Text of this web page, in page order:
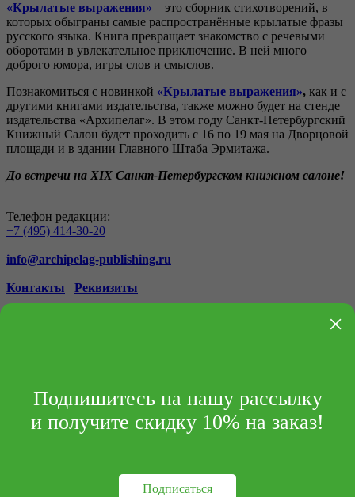
«Крылатые выражения» – это сборник стихотворений, в
которых обыграны самые распространённые крылатые фразы
русского языка. Книга превращает знакомство с речевыми
оборотами в увлекательное приключение. В ней много
доброго юмора, игры слов и смыслов.
Познакомиться с новинкой «Крылатые выражения», как и с
другими книгами издательства, также можно будет на стенде
издательства «Архипелаг». В этом году Санкт-Петербургский
Книжный Салон будет проходить с 16 по 19 мая на Дворцовой
площади и в здании Главного Штаба Эрмитажа.
До встречи на XIX Санкт-Петербургском книжном салоне!
Телефон редакции:
+7 (495) 414-30-20
info@archipelag-publishing.ru
Контакты Реквизиты
×
Подпишитесь на нашу рассылку
и получите скидку 10% на заказ!
Подписаться